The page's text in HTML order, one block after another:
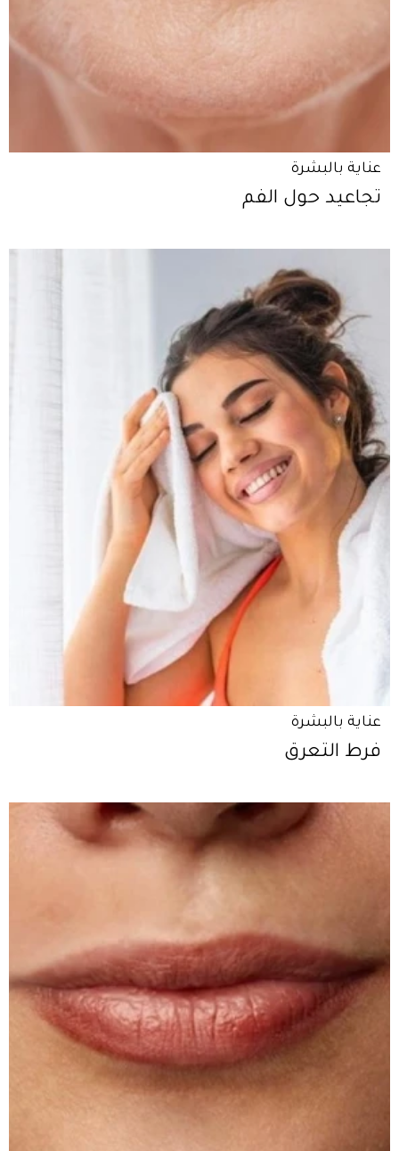
عناية بالبشرة
تجاعيد حول الفم
عناية بالبشرة
فرط التعرق